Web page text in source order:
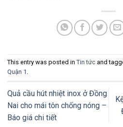
This entry was posted in Tin tức and
Quận 1
Quả cầu hút nhiệt inox ở Đồng
Nai cho mái tôn chống nóng –
Báo giá chi tiết